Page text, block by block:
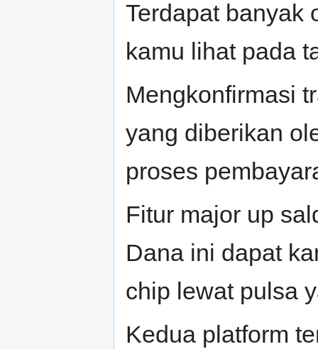
Terdapat banyak
kamu lihat pada
Mengkonfirmasi
yang diberikan
proses
Fitur major up
Dana ini dapat
chip lewat pulsa
Kedua platform